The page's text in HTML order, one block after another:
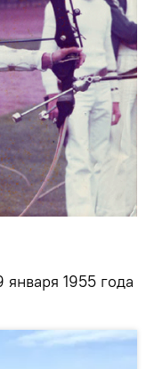
1955 года